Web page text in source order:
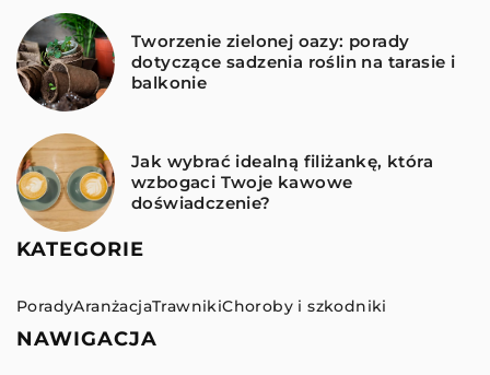
Tworzenie zielonej oazy: porady
dotyczące sadzenia roślin na tarasie i
balkonie
Jak wybrać idealną filiżankę, która
wzbogaci Twoje kawowe
doświadczenie?
KATEGORIE
PoradyAranżacjaTrawnikiChoroby i szkodniki
NAWIGACJA